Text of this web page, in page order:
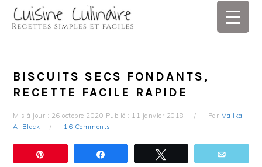
Skip
Skip
Skip
Skip
BISCUITS SECS FONDANTS,
RECETTE FACILE RAPIDE
Mis à jour : 26 octobre 2020 Publié : 11 janvier 2018 Par Malika
A. Black
16 Comments